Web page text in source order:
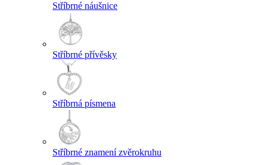
Stříbrné náušnice
Stříbrné přívěsky
Stříbrná písmena
Stříbrné znamení zvěrokruhu